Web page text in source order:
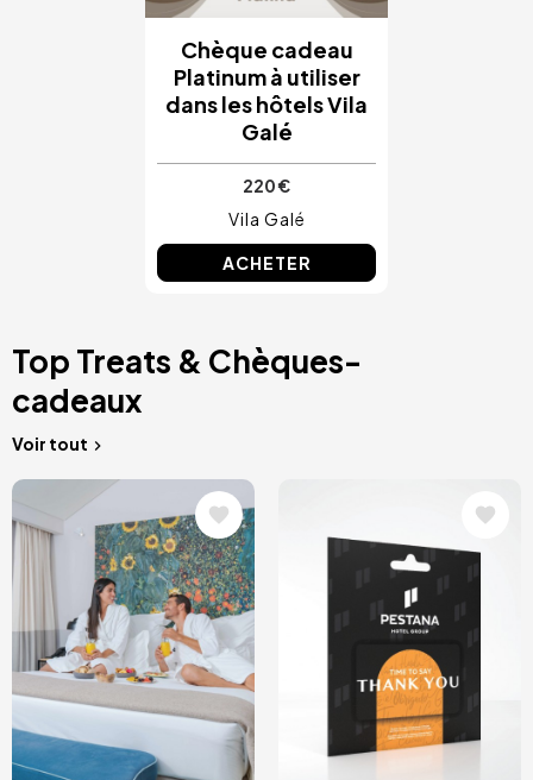
Chèque cadeau
Platinum à utiliser
dans les hôtels Vila
Galé
220 €
Vila Galé
ACHETER
Top Treats & Chèques-
cadeaux
Voir tout
Image